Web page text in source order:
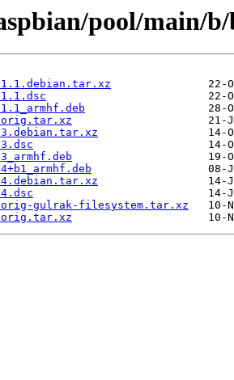
pool/main/
gulrak-filesystem.tar.xz